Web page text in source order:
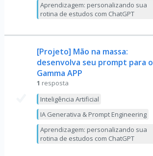
Aprendizagem: personalizando sua
rotina de estudos com ChatGPT
[Projeto] Mão na massa:
desenvolva seu prompt para o
Gamma APP
1 resposta
Inteligência Artificial
IA Generativa & Prompt Engineering
Aprendizagem: personalizando sua
rotina de estudos com ChatGPT